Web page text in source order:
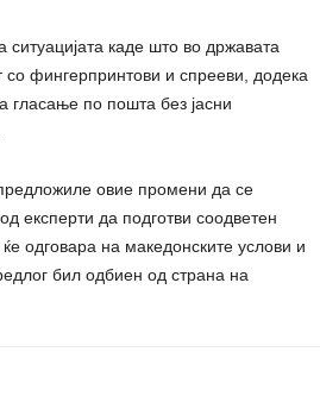
ситуацијата каде што во државата
со фингерпринтови и спрееви, додека
гласање по пошта без јасни
овие промени да се
експерти да подготви соодветен
одговара на македонските услови и
бил одбиен од страна на